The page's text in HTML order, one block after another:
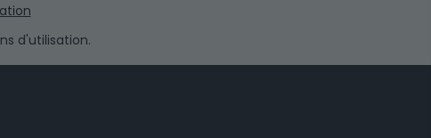
d'utilisation.